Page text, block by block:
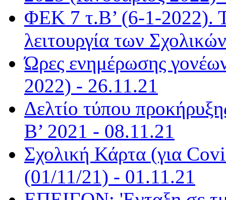
ΦΕΚ 7 τ.Β’ (6-1-2022).
λειτουργία των
Ώρες ενημέρωσης
2022) - 26.11.21
Δελτίο τύπου
Β’ 2021 - 08.11.21
Σχολική Κάρτα (για
(01/11/21) - 01.11.21